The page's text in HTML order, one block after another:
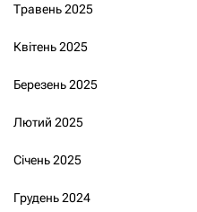
Травень 2025
Квітень 2025
Березень 2025
Лютий 2025
Січень 2025
Грудень 2024